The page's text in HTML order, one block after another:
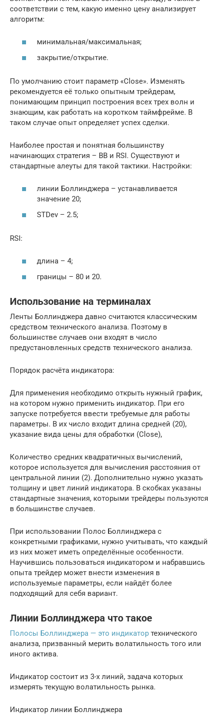
соответствии с тем, какую именно цену анализирует
алгоритм:
минимальная/максимальная;
закрытие/открытие.
По умолчанию стоит параметр «Close». Изменять
рекомендуется её только опытным трейдерам,
понимающим принцип построения всех трех волн и
знающим, как работать на коротком таймфрейме. В
таком случае опыт определяет успех сделки.
Наиболее простая и понятная большинству
начинающих стратегия – BB и RSI. Существуют и
стандартные алеуты для такой тактики. Настройки:
линии Боллинджера – устанавливается
значение 20;
STDev – 2.5;
RSI:
длина – 4;
границы – 80 и 20.
Использование на терминалах
Ленты Боллинджера давно считаются классическим
средством технического анализа. Поэтому в
большинстве случаев они входят в число
предустановленных средств технического анализа.
Порядок расчёта индикатора:
Для применения необходимо открыть нужный график,
на котором нужно применить индикатор. При его
запуске потребуется ввести требуемые для работы
параметры. В их число входит длина средней (20),
указание вида цены для обработки (Close),
Количество средних квадратичных вычислений,
которое используется для вычисления расстояния от
центральной линии (2). Дополнительно нужно указать
толщину и цвет линий индикатора. В скобках указаны
стандартные значения, которыми трейдеры пользуются
в большинстве случаев.
При использовании Полоc Боллинджера с
конкретными графиками, нужно учитывать, что каждый
из них может иметь определённые особенности.
Научившись пользоваться индикатором и набравшись
опыта трейдер может внести изменения в
используемые параметры, если найдёт более
подходящий для себя вариант.
Линии Боллинджера что такое
Полосы Боллинджера — это индикатор технического
анализа, призванный мерить волатильность того или
иного актива.
Индикатор состоит из 3-х линий, задача которых
измерять текущую волатильность рынка.
Индикатор линии Боллинджера